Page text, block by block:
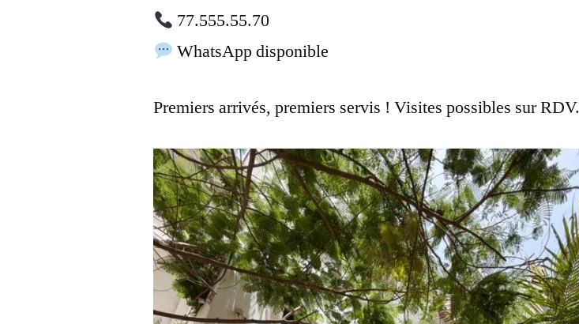
77.555.55.70
WhatsApp disponible
Premiers arrivés, premiers servis ! Visites possibles sur RDV.